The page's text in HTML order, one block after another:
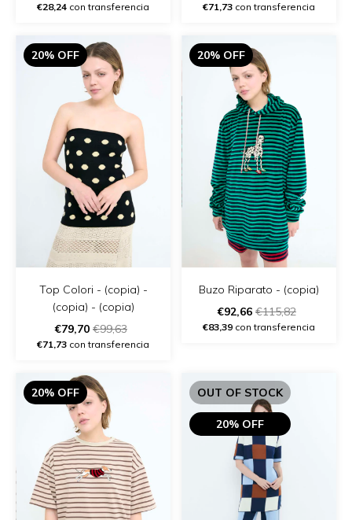
€28,24 con transferencia €71,73 con transferencia
20% OFF
Top Colori - (copia) -
(copia) - (copia)
€79,70 €99,63
€71,73 con transferencia
20% OFF
Buzo Riparato - (copia)
€92,66 €115,82
€83,39 con transferencia
20% OFF OUT OF STOCK
20% OFF